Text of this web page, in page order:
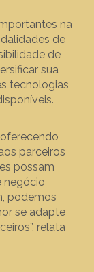
na
de
de
sua
tecnologias
parceiros
possam
negócio
podemos
se adapte
relata